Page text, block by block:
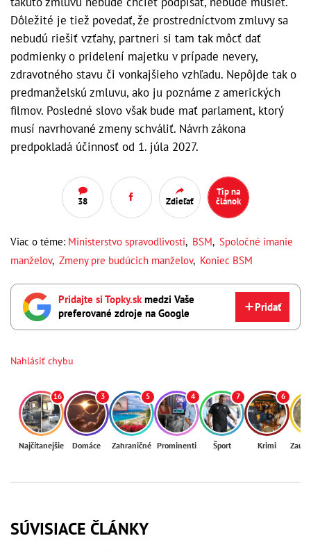
Dôležité je tiež povedať, že prostredníctvom zmluvy sa
nebudú riešiť vzťahy, partneri si tam tak môcť dať
podmienky o pridelení majetku v prípade nevery,
zdravotného stavu či vonkajšieho vzhľadu. Nepôjde tak o
predmanželskú zmluvu, ako ju poznáme z amerických
filmov. Posledné slovo však bude mať parlament, ktorý
musí navrhované zmeny schváliť. Návrh zákona
predpokladá účinnosť od 1. júla 2027.
38 Zdieľať
Tip na
článok
Viac o téme: Ministerstvo spravodlivosti, BSM, Spoločné imanie
manželov, Zmeny pre budúcich manželov, Koniec BSM
Pridajte si Topky.skmedzi Vaše
preferované zdroje na Google
Pridať
Nahlásiť chybu
16
Najčítanejšie
3
Domáce
5
Zahraničné
4
Prominenti
7
Šport
6
Krimi
SÚVISIACE ČLÁNKY